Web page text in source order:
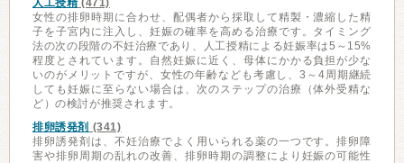
人工授精(471)
女性の排卵時期に合わせ、配偶者から採取して精製・濃縮した精
子を子宮内に注入し、妊娠の確率を高める治療です。タイミング
法の次の段階の不妊治療であり、人工授精による妊娠率は5～15%
程度とされています。自然妊娠に近く、母体にかかる負担が少な
いのがメリットですが、女性の年齢なども考慮し、3～4周期継続
しても妊娠に至らない場合は、次のステップの治療（体外受精な
ど）の検討が推奨されます。
排卵誘発剤 (341)
排卵誘発剤は、不妊治療でよく用いられる薬の一つです。排卵障
害や排卵周期の乱れの改善、排卵時期の調整により妊娠の可能性